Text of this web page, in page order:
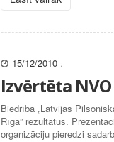
15/12/2010 .
Izvērtēta
Biedrība „Latvijas
Rīgā” rezultātus.
organizāciju pieredzi